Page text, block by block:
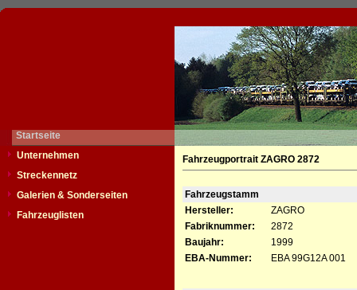
Startseite
Unternehmen
Streckennetz
Galerien & Sonderseiten
Fahrzeuglisten
Fahrzeugportrait ZAGRO 2872
Fahrzeugstamm
Hersteller:
ZAGRO
Fabriknummer:
2872
Baujahr:
1999
EBA-Nummer:
EBA 99G12A 001